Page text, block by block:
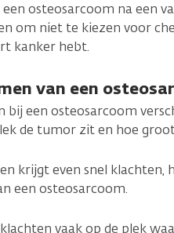
een osteosarcoom na een
om niet te kiezen voor
kanker hebt.
van een
bij een osteosarcoom
de tumor zit en hoe
krijgt even snel klachten,
een osteosarcoom.
vaak op de plek